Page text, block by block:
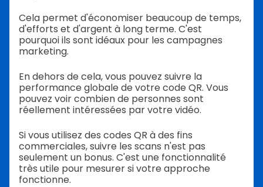
Cela permet d'économiser beaucoup de temps,
d'efforts et d'argent à long terme. C'est
pourquoi ils sont idéaux pour les campagnes
marketing.
En dehors de cela, vous pouvez suivre la
performance globale de votre code QR. Vous
pouvez voir combien de personnes sont
réellement intéressées par votre vidéo.
Si vous utilisez des codes QR à des fins
commerciales, suivre les scans n'est pas
seulement un bonus. C'est une fonctionnalité
très utile pour mesurer si votre approche
fonctionne.